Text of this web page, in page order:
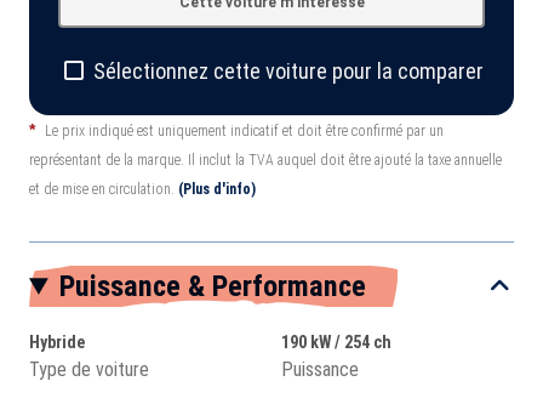
Sélectionnez cette voiture pour la comparer
*
Le prix indiqué est uniquement indicatif et doit être confirmé par un
représentant de la marque. Il inclut la TVA auquel doit être ajouté la taxe annuelle
et de mise en circulation. (Plus d'info)
Puissance & Performance
Hybride
Type de voiture
190 kW / 254 ch
Puissance